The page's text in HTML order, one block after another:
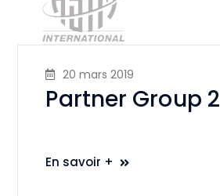
20 mars 2019
Partner Group 2
En savoir +